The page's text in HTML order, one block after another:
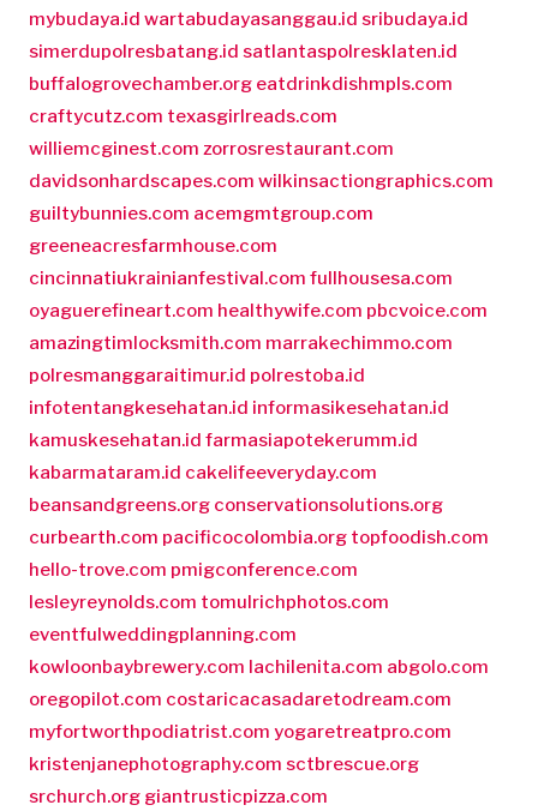
mybudaya.id wartabudayasanggau.id sribudaya.id
simerdupolresbatang.id satlantaspolresklaten.id
buffalogrovechamber.org eatdrinkdishmpls.com
craftycutz.com texasgirlreads.com
williemcginest.com zorrosrestaurant.com
davidsonhardscapes.com wilkinsactiongraphics.com
guiltybunnies.com acemgmtgroup.com
greeneacresfarmhouse.com
cincinnatiukrainianfestival.com fullhousesa.com
oyaguerefineart.com healthywife.com pbcvoice.com
amazingtimlocksmith.com marrakechimmo.com
polresmanggaraitimur.id polrestoba.id
infotentangkesehatan.id informasikesehatan.id
kamuskesehatan.id farmasiapotekerumm.id
kabarmataram.id cakelifeeveryday.com
beansandgreens.org conservationsolutions.org
curbearth.com pacificocolombia.org topfoodish.com
hello-trove.com pmigconference.com
lesleyreynolds.com tomulrichphotos.com
eventfulweddingplanning.com
kowloonbaybrewery.com lachilenita.com abgolo.com
oregopilot.com costaricacasadaretodream.com
myfortworthpodiatrist.com yogaretreatpro.com
kristenjanephotography.com sctbrescue.org
srchurch.org giantrusticpizza.com